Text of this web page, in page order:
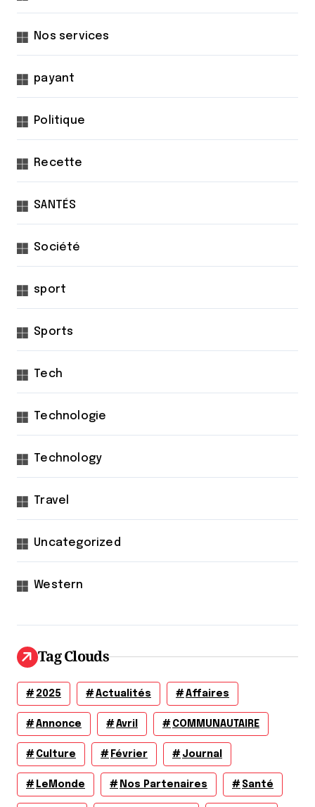
Nos services
payant
Politique
Recette
SANTÉS
Société
sport
Sports
Tech
Technologie
Technology
Travel
Uncategorized
Western
Tag Clouds
2025 Actualités Affaires
Annonce Avril COMMUNAUTAIRE
Culture Février Journal
LeMonde Nos Partenaires Santé